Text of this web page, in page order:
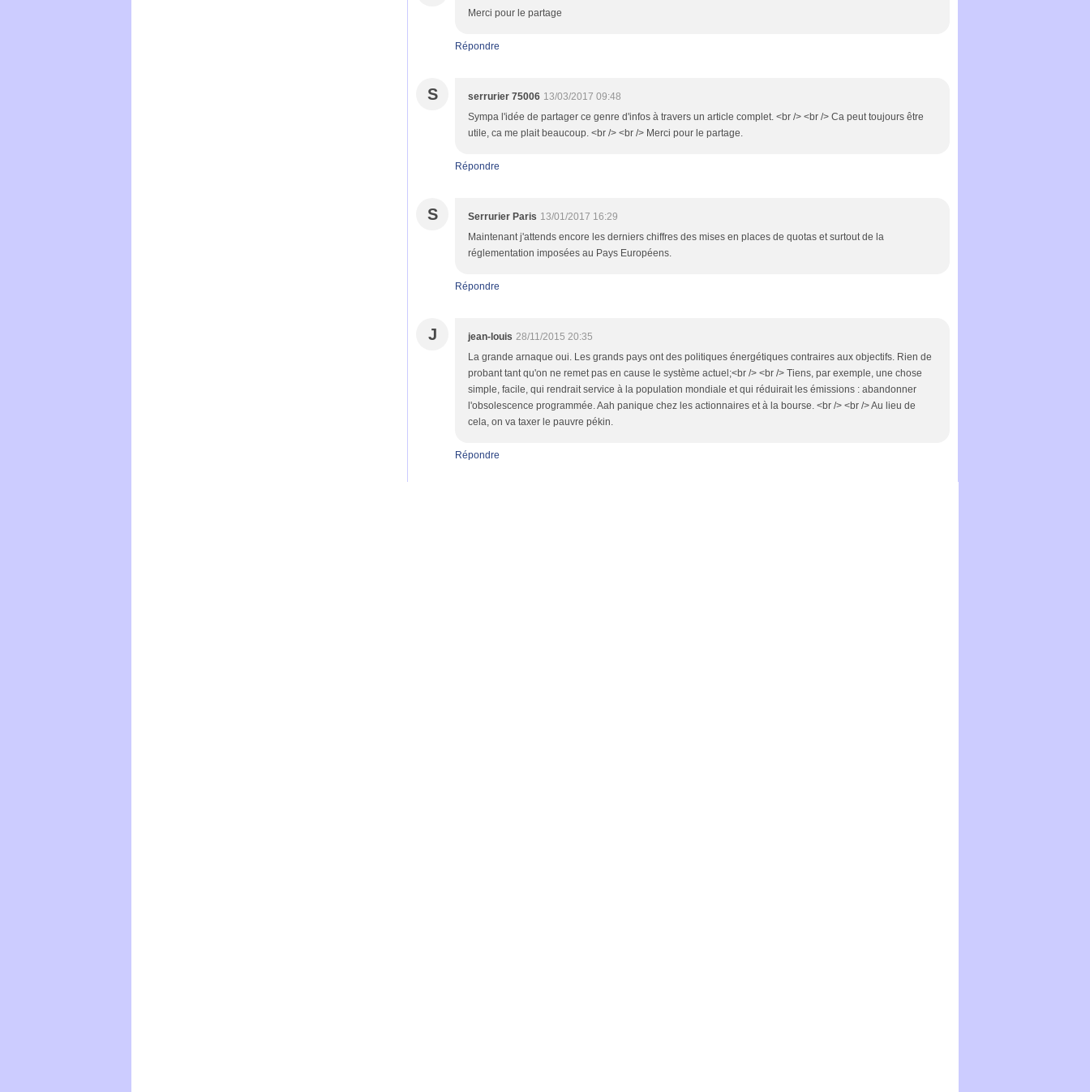
Merci pour le partage
Répondre
S serrurier 75006 13/03/2017 09:48
Sympa l'idée de partager ce genre d'infos à travers un article complet. <br /> <br /> Ca peut toujours être
utile, ca me plait beaucoup. <br /> <br /> Merci pour le partage.
Répondre
S Serrurier Paris 13/01/2017 16:29
Maintenant j'attends encore les derniers chiffres des mises en places de quotas et surtout de la
réglementation imposées au Pays Européens.
Répondre
J jean-louis 28/11/2015 20:35
La grande arnaque oui. Les grands pays ont des politiques énergétiques contraires aux objectifs. Rien de
probant tant qu'on ne remet pas en cause le système actuel;<br /> <br /> Tiens, par exemple, une chose
simple, facile, qui rendrait service à la population mondiale et qui réduirait les émissions : abandonner
l'obsolescence programmée. Aah panique chez les actionnaires et à la bourse. <br /> <br /> Au lieu de
cela, on va taxer le pauvre pékin.
Répondre